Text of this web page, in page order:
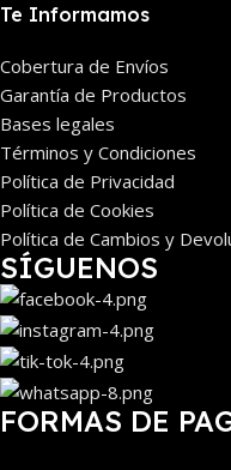
Te Informamos
Cobertura de Envíos
Garantía de Productos
Bases legales
Términos y Condiciones
Política de Privacidad
Política de Cookies
Política de Cambios y
SÍGUENOS
FORMAS DE